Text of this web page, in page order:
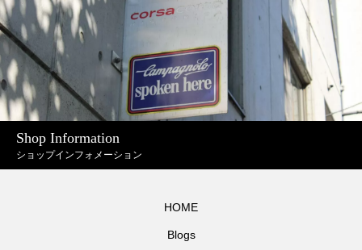
Shop Information
ショップインフォメーション
HOME
Blogs